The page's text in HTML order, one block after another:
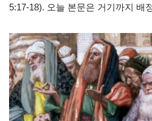
5:17-18). 오늘 본문은 거기까지 배